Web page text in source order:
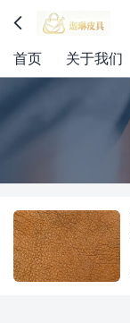

首页 关于我们